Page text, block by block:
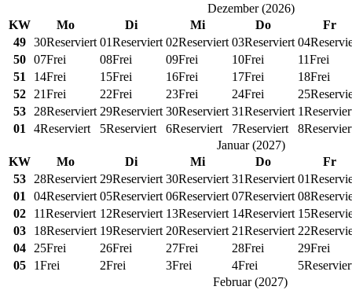
Dezember(2026)
KW
Mo Di Mi Do
Fr
49 30Reserviert 01Reserviert 02Reserviert 03Reserviert 04
50 07Frei 08Frei 09Frei 10Frei 11Frei
51
14Frei 15Frei 16Frei 17Frei 18Frei
52
21Frei 22Frei 23Frei 24Frei 25
53
28Reserviert 29Reserviert 30Reserviert 31Reserviert 1
01
4Reserviert 5Reserviert 6Reserviert 7Reserviert 8
Januar(2027)
KW
Mo Di Mi Do
Fr
53
28Reserviert 29Reserviert 30Reserviert 31Reserviert 01
01
04Reserviert 05Reserviert 06Reserviert 07Reserviert 08
02
11Reserviert 12Reserviert 13Reserviert 14Reserviert 15
03
18Reserviert 19Reserviert 20Reserviert 21Reserviert 22
04
25Frei 26Frei 27Frei 28Frei 29Frei
05
1Frei 2Frei 3Frei 4Frei 5
Februar(2027)